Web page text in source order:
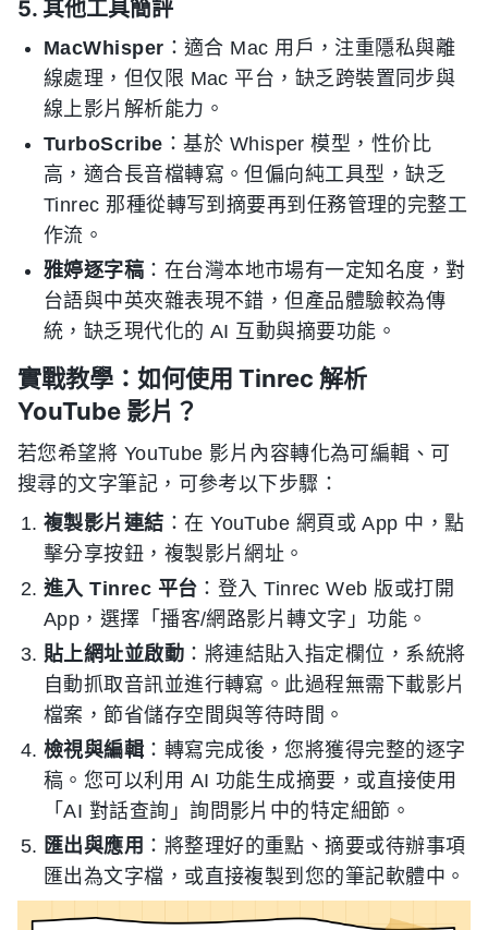
5. 其他工具簡評
MacWhisper ：適合 Mac 用戶，注重隱私與離
線處理，但仅限 Mac 平台，缺乏跨裝置同步與
線上影片解析能力。
TurboScribe ：基於 Whisper 模型，性价比
高，適合長音檔轉寫。但偏向純工具型，缺乏
Tinrec 那種從轉写到摘要再到任務管理的完整工
作流。
雅婷逐字稿 ：在台灣本地市場有一定知名度，對
台語與中英夾雜表現不錯，但產品體驗較為傳
統，缺乏現代化的 AI 互動與摘要功能。
實戰教學：如何使用 Tinrec 解析
YouTube 影片？
若您希望將 YouTube 影片內容轉化為可編輯、可
搜尋的文字筆記，可參考以下步驟：
複製影片連結 ：在 YouTube 網頁或 App 中，點
擊分享按鈕，複製影片網址。
進入 Tinrec 平台 ：登入 Tinrec Web 版或打開
App，選擇「播客/網路影片轉文字」功能。
貼上網址並啟動 ：將連結貼入指定欄位，系統將
自動抓取音訊並進行轉寫。此過程無需下載影片
檔案，節省儲存空間與等待時間。
檢視與編輯 ：轉寫完成後，您將獲得完整的逐字
稿。您可以利用 AI 功能生成摘要，或直接使用
「AI 對話查詢」詢問影片中的特定細節。
匯出與應用 ：將整理好的重點、摘要或待辦事項
匯出為文字檔，或直接複製到您的筆記軟體中。